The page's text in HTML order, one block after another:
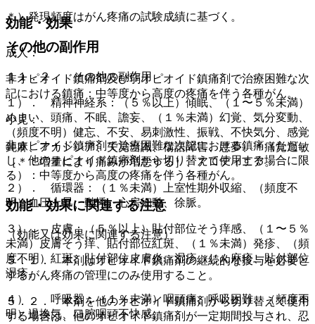
＊）発現頻度はがん疼痛の試験成績に基づく。
その他の副作用
１１．２． その他の副作用
１）． 精神神経系：（５％以上）傾眠、（１〜５％未満）
めまい、頭痛、不眠、譫妄、（１％未満）幻覚、気分変動、
（頻度不明）健忘、不安、易刺激性、振戦、不快気分、感覚
鈍麻、アカシジア、失見当識、構語障害、悪夢、＊痛覚過敏
［＊：増量により痛みが増悪する］、アロディニア。
２）． 循環器：（１％未満）上室性期外収縮、（頻度不
明）血圧上昇、動悸、心房細動、徐脈。
３）． 皮膚：（５％以上）貼付部位そう痒感、（１〜５％
未満）皮膚そう痒、貼付部位紅斑、（１％未満）発疹、（頻
度不明）紅斑、貼付部位皮膚炎、湿疹、じん麻疹、貼付部位
湿疹。
４）． 呼吸器：（１％未満）咽頭痛、呼吸困難、（頻度不
明）過換気、口腔咽頭不快感。
効能・効果
成人：
非オピオイド鎮痛剤及び弱オピオイド鎮痛剤で治療困難な次
記における鎮痛：中等度から高度の疼痛を伴う各種がん。
小児：
非オピオイド鎮痛剤で治療困難な次記における鎮痛（ただ
し、他のオピオイド鎮痛剤から切り替えて使用する場合に限
る）：中等度から高度の疼痛を伴う各種がん。
効能・効果に関連する注意
（効能又は効果に関連する注意）
５．１． 本剤はオピオイド鎮痛剤の継続的な投与を必要と
するがん疼痛の管理にのみ使用すること。
５．２． 本剤を他のオピオイド鎮痛剤から切り替えて使用
する場合は、他のオピオイド鎮痛剤が一定期間投与され、忍